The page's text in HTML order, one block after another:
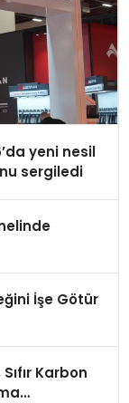
yeni nesil
sergiledi
İşe Götür
Karbon